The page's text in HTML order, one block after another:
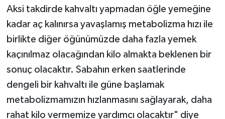
Aksi takdirde kahvaltı yapmadan öğle yemeğine
kadar aç kalınırsa yavaşlamış metabolizma hızı ile
birlikte diğer öğünümüzde daha fazla yemek
kaçınılmaz olacağından kilo almakta beklenen bir
sonuç olacaktır. Sabahın erken saatlerinde
dengeli bir kahvaltı ile güne başlamak
metabolizmamızın hızlanmasını sağlayarak, daha
rahat kilo vermemize yardımcı olacaktır" diye